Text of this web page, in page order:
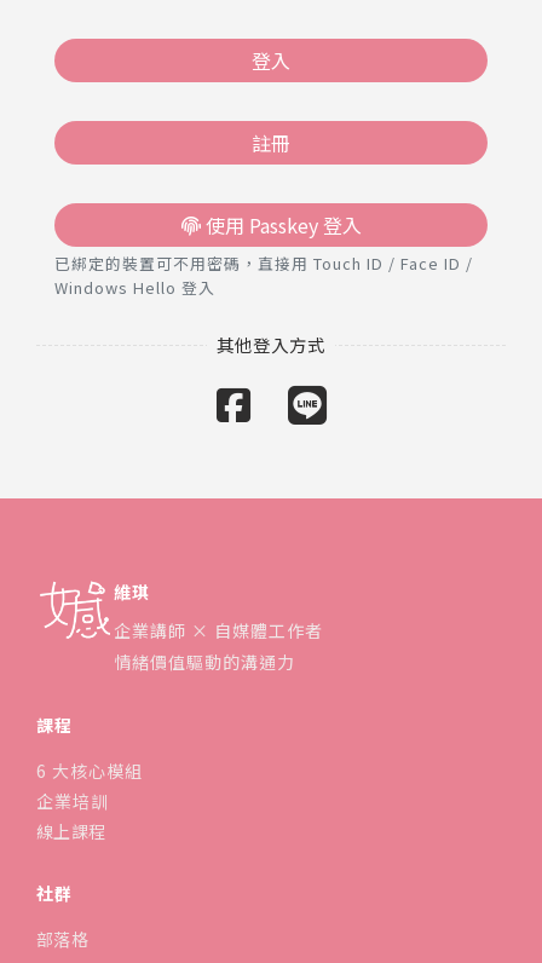
登入
註冊
使用 Passkey 登入
已綁定的裝置可不用密碼，直接用 Touch ID / Face ID /
Windows Hello 登入
維琪
企業講師 × 自媒體工作者
情緒價值驅動的溝通力
課程
6 大核心模組
企業培訓
線上課程
社群
部落格